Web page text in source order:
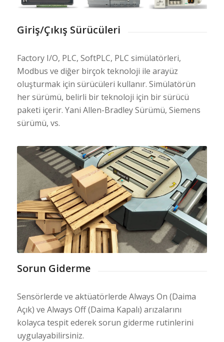
Giriş/Çıkış Sürücüleri
Factory I/O, PLC, SoftPLC, PLC simülatörleri,
Modbus ve diğer birçok teknoloji ile arayüz
oluşturmak için sürücüleri kullanır. Simülatörün
her sürümü, belirli bir teknoloji için bir sürücü
paketi içerir. Yani Allen-Bradley Sürümü, Siemens
sürümü, vs.
Sorun Giderme
Sensörlerde ve aktüatörlerde Always On (Daima
Açık) ve Always Off (Daima Kapalı) arızalarını
kolayca tespit ederek sorun giderme rutinlerini
uygulayabilirsiniz.